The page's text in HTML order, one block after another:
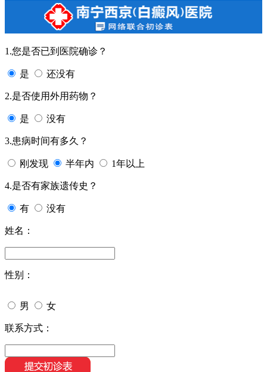
1.您是否已到医院确诊？
是 还没有
2.是否使用外用药物？
是 没有
3.患病时间有多久？
刚发现 半年内 1年以上
4.是否有家族遗传史？
有 没有
姓名：
性别：
男 女
联系方式：